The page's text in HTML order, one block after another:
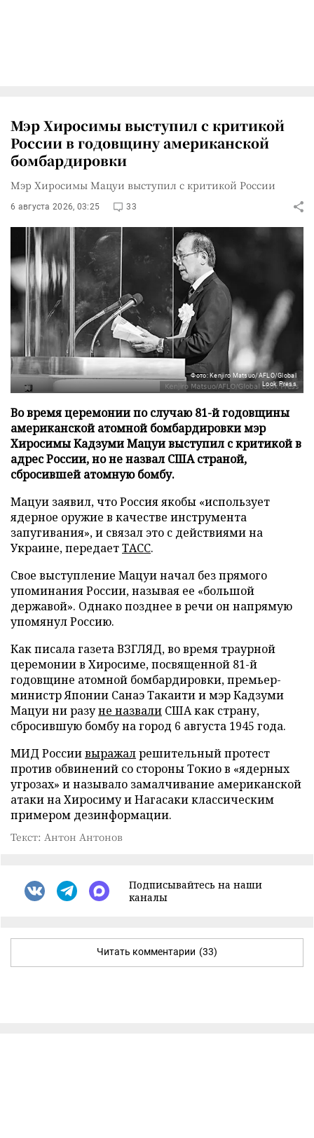
Мэр Хиросимы выступил с критикой
России в годовщину американской
бомбардировки
Мэр Хиросимы Мацуи выступил с критикой России
6 августа 2026, 03:25 33
Фото: Kenjiro Matsuo/AFLO/Global
Look Press
Во время церемонии по случаю 81-й годовщины
американской атомной бомбардировки мэр
Хиросимы Кадзуми Мацуи выступил с критикой в
адрес России, но не назвал США страной,
сбросившей атомную бомбу.
Мацуи заявил, что Россия якобы «использует
ядерное оружие в качестве инструмента
запугивания», и связал это с действиями на
Украине, передаетТАСС.
Свое выступление Мацуи начал без прямого
упоминания России, называя ее «большой
державой». Однако позднее в речи он напрямую
упомянул Россию.
Как писала газета ВЗГЛЯД, во время траурной
церемонии в Хиросиме, посвященной 81-й
годовщине атомной бомбардировки, премьер-
министр Японии Санаэ Такаити и мэр Кадзуми
Мацуи ни разуне назвали США как страну,
сбросившую бомбу на город 6 августа 1945 года.
МИД Россиивыражалрешительный протест
против обвинений со стороны Токио в «ядерных
угрозах» и называло замалчивание американской
атаки на Хиросиму и Нагасаки классическим
примером дезинформации.
Текст: Антон Антонов
Подписывайтесь на наши
каналы
Читать комментарии (33)